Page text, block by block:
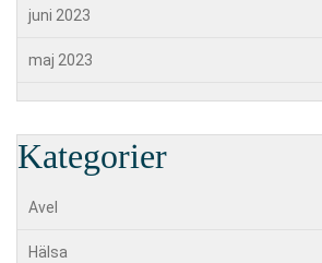
juni 2023
maj 2023
Kategorier
Avel
Hälsa